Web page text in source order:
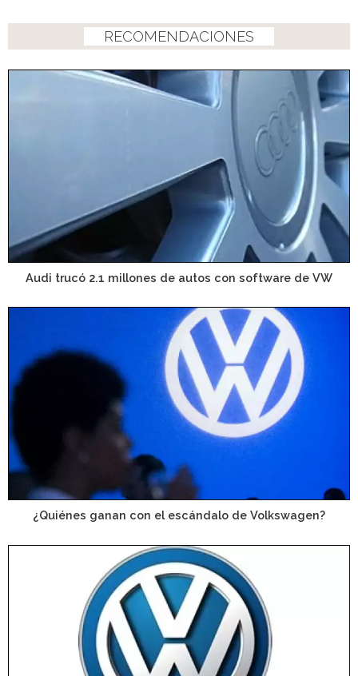
RECOMENDACIONES
Audi trucó 2.1 millones de autos con software de VW
¿Quiénes ganan con el escándalo de Volkswagen?